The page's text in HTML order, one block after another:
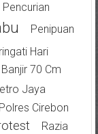
Pencurian
Penipuan
Hari
70 Cm
Jaya
Polres Cirebon
Razia